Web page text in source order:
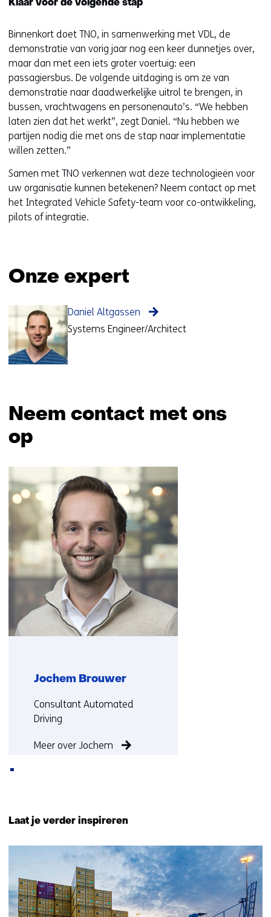
Klaar voor de volgende stap
Binnenkort doet TNO, in samenwerking met VDL, de
demonstratie van vorig jaar nog een keer dunnetjes over,
maar dan met een iets groter voertuig: een
passagiersbus. De volgende uitdaging is om ze van
demonstratie naar daadwerkelijke uitrol te brengen, in
bussen, vrachtwagens en personenauto’s. “We hebben
laten zien dat het werkt”, zegt Daniel. “Nu hebben we
partijen nodig die met ons de stap naar implementatie
willen zetten.”
Samen met TNO verkennen wat deze technologieën voor
uw organisatie kunnen betekenen? Neem contact op met
het Integrated Vehicle Safety-team voor co-ontwikkeling,
pilots of integratie.
Onze expert
Daniel Altgassen
Systems Engineer/Architect
Neem contact met ons
op
over
(Neem
contact
met
op)
Jochem Brouwer
Functie:
Consultant Automated
Driving
Meer over Jochem
(Neem
contact
met
ons
op)
Laat je verder inspireren
16
resultaten,
getoond
1
t/m